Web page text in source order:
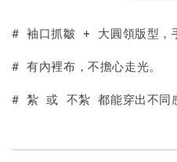
# 袖口抓皺 + 大圓領版型，
# 有內裡布，不擔心走光。
# 紮 或 不紮 都能穿出不同